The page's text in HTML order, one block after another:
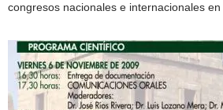
congresos nacionales e internacionales en